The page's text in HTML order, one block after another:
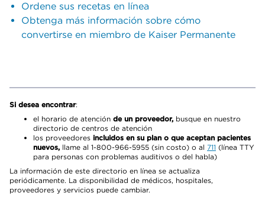
Ordene sus recetas en línea
Obtenga más información sobre cómo
convertirse en miembro de Kaiser Permanente
Si desea encontrar:
el horario de atención de un proveedor, busque en nuestro
directorio de centros de atención
los proveedores incluidos en su plan o que aceptan pacientes
nuevos, llame al 1-800-966-5955 (sin costo) o al 711 (línea TTY
para personas con problemas auditivos o del habla)
La información de este directorio en línea se actualiza
periódicamente. La disponibilidad de médicos, hospitales,
proveedores y servicios puede cambiar.